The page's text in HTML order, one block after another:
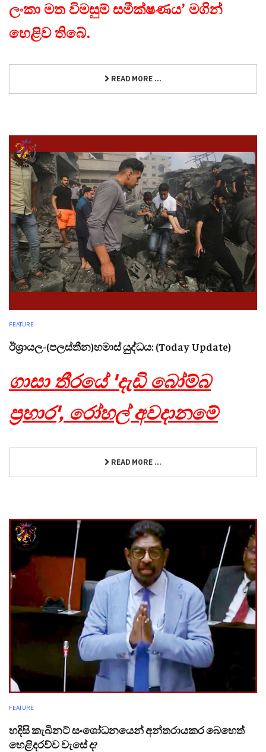
ලංකා මත විමසුම් සමීක්ෂණය’ මගින්
හෙළිව තිබේ.
READ MORE ...
FEATURE
ඊශ්‍රායල-(පලස්තීන)හමාස් යුද්ධය: (Today Update)
ගාසා තීරයේ 'දැඩි බෝම්බ
ප්‍රහාර', රෝහල් අවදානමේ
READ MORE ...
FEATURE
හදිසි කැබිනට් සංශෝධනයෙන් අන්තරායකර බෙහෙත්
හෙළිදරව්ව වැසේ ද?